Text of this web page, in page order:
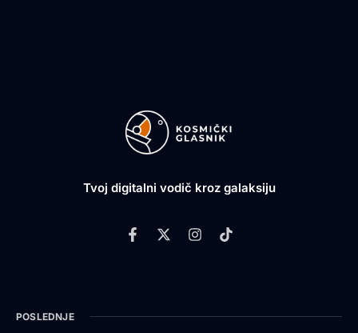
Tvoj digitalni vodič kroz galaksiju
POSLEDNJE